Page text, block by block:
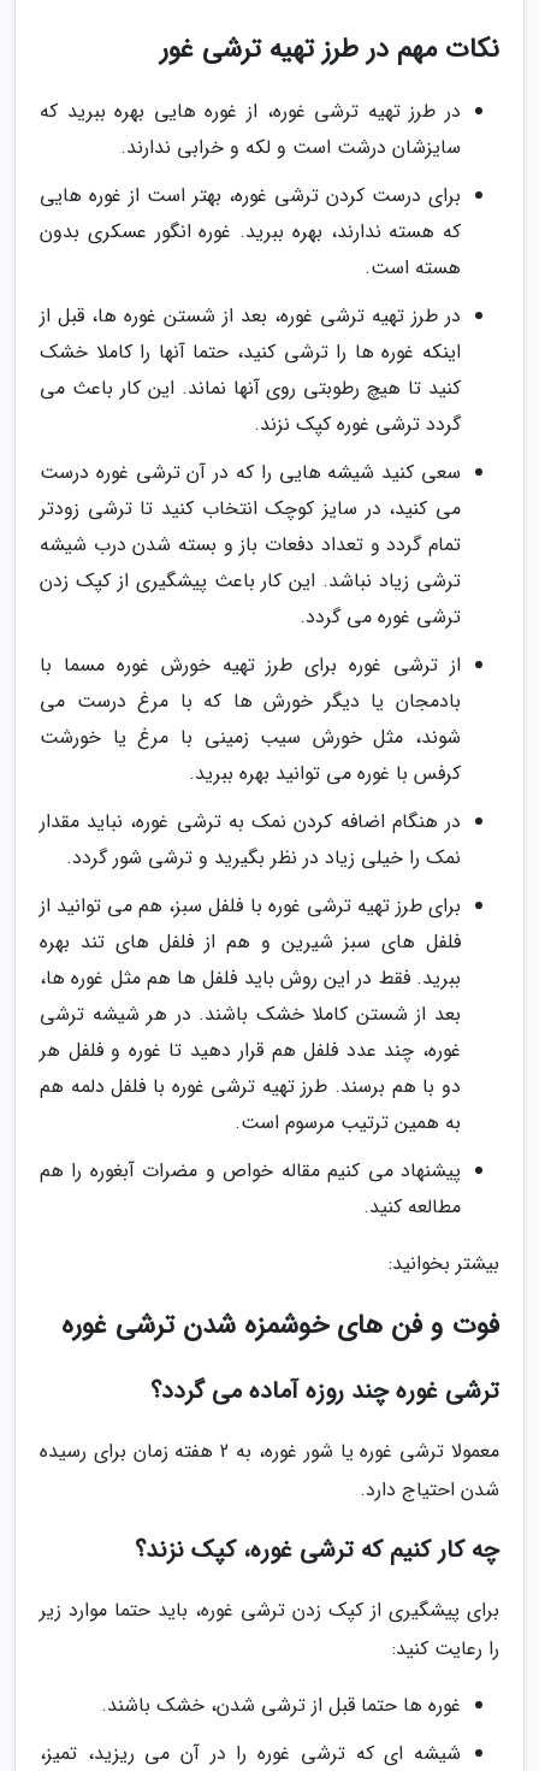
نکات مهم در طرز تهیه ترشی غور
در طرز تهیه ترشی غوره، از غوره هایی بهره ببرید که
سایزشان درشت است و لکه و خرابی ندارند.
برای درست کردن ترشی غوره، بهتر است از غوره هایی
که هسته ندارند، بهره ببرید. غوره انگور عسکری بدون
هسته است.
در طرز تهیه ترشی غوره، بعد از شستن غوره ها، قبل از
اینکه غوره ها را ترشی کنید، حتما آنها را کاملا خشک
کنید تا هیچ رطوبتی روی آنها نماند. این کار باعث می
گردد ترشی غوره کپک نزند.
سعی کنید شیشه هایی را که در آن ترشی غوره درست
می کنید، در سایز کوچک انتخاب کنید تا ترشی زودتر
تمام گردد و تعداد دفعات باز و بسته شدن درب شیشه
ترشی زیاد نباشد. این کار باعث پیشگیری از کپک زدن
ترشی غوره می گردد.
از ترشی غوره برای طرز تهیه خورش غوره مسما با
بادمجان یا دیگر خورش ها که با مرغ درست می
شوند، مثل خورش سیب زمینی با مرغ یا خورشت
کرفس با غوره می توانید بهره ببرید.
در هنگام اضافه کردن نمک به ترشی غوره، نباید مقدار
نمک را خیلی زیاد در نظر بگیرید و ترشی شور گردد.
برای طرز تهیه ترشی غوره با فلفل سبز، هم می توانید از
فلفل های سبز شیرین و هم از فلفل های تند بهره
ببرید. فقط در این روش باید فلفل ها هم مثل غوره ها،
بعد از شستن کاملا خشک باشند. در هر شیشه ترشی
غوره، چند عدد فلفل هم قرار دهید تا غوره و فلفل هر
دو با هم برسند. طرز تهیه ترشی غوره با فلفل دلمه هم
به همین ترتیب مرسوم است.
پیشنهاد می کنیم مقاله خواص و مضرات آبغوره را هم
مطالعه کنید.
بیشتر بخوانید:
فوت و فن های خوشمزه شدن ترشی غوره
ترشی غوره چند روزه آماده می گردد؟
معمولا ترشی غوره یا شور غوره، به 2 هفته زمان برای رسیده
شدن احتیاج دارد.
چه کار کنیم که ترشی غوره، کپک نزند؟
برای پیشگیری از کپک زدن ترشی غوره، باید حتما موارد زیر
را رعایت کنید:
غوره ها حتما قبل از ترشی شدن، خشک باشند.
شیشه ای که ترشی غوره را در آن می ریزید، تمیز،